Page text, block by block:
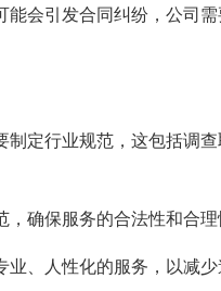
会引发合同纠纷，公司
定行业规范，这包括调
确保服务的合法性和合理
、人性化的服务，以减